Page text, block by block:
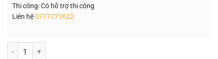
Thi công: Có hỗ trợ thi công
Liên hệ0777773622
Số lượng